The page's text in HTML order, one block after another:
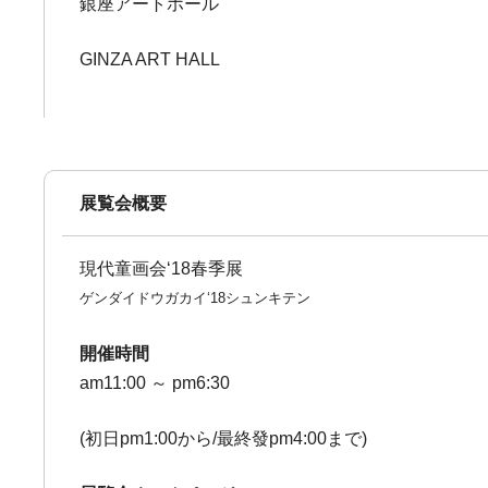
銀座アートホール
GINZA ART HALL
展覧会概要
現代童画会‘18春季展
ゲンダイドウガカイ‘18シュンキテン
開催時間
am11:00 ～ pm6:30
(初日pm1:00から/最終發pm4:00まで)